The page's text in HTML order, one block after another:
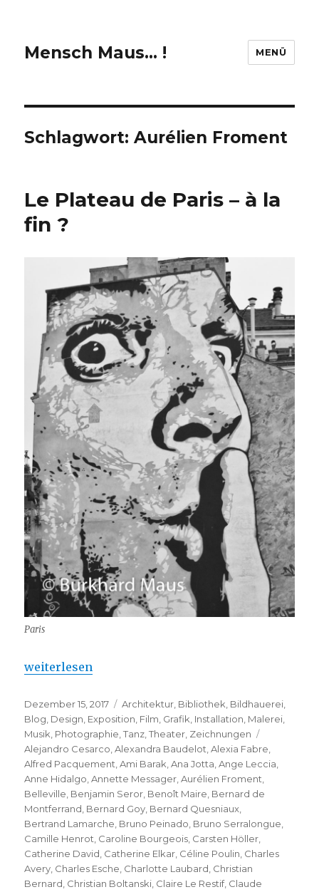
Mensch Maus… ! MENÜ
Schlagwort:Aurélien Froment
Le Plateau de Paris – à la
fin ?
Paris
„Le Plateau de Paris – à la fin ?“
weiterlesen
Veröffentlicht
am
Dezember 15, 2017 Kategorien
Architektur, Bibliothek, Bildhauerei,
Blog, Design, Exposition, Film, Grafik, Installation, Malerei,
Musik, Photographie,Tanz,Theater, Zeichnungen
Alejandro Cesarco,Alexandra Baudelot,Alexia Fabre,
Alfred Pacquement,Ami Barak,Ana Jotta,Ange Leccia,
Anne Hidalgo,Annette Messager,Aurélien Froment,
Belleville, Benjamin Seror, Benoît Maire, Bernard de
Montferrand, Bernard Goy, Bernard Quesniaux,
Bertrand Lamarche, Bruno Peinado, Bruno Serralongue,
Camille Henrot, Caroline Bourgeois, Carsten Höller,
Catherine David, Catherine Elkar, Céline Poulin, Charles
Avery, Charles Esche, Charlotte Laubard, Christian
Bernard, Christian Boltanski, Claire Le Restif, Claude